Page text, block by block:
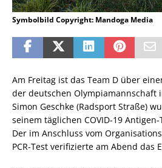
Symbolbild Copyright: Mandoga Media
Am Freitag ist das Team D über
der deutschen Olympiamannschaft
Simon Geschke (Radsport Straße)
seinem täglichen COVID-19
Der im Anschluss vom
PCR-Test verifizierte am Abend das